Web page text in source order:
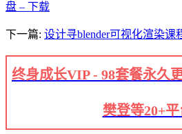
盘 – 下载
下一篇: 设计寻blender可视化渲染课
终身成长VIP - 98套餐永久
樊登等20+平